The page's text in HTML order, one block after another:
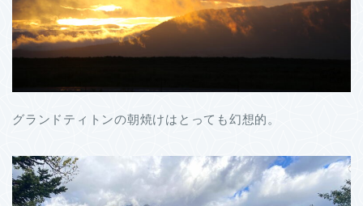
グランドティトンの朝焼けはとっても幻想的。